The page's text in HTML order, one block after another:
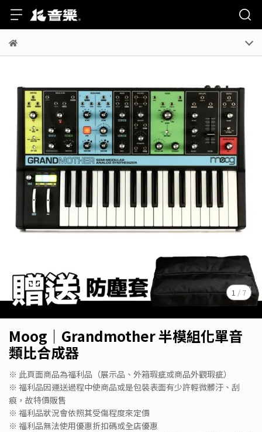
1 / 7
Moog｜Grandmother 半模組化單音
類比合成器
※ 此頁面商品為福利品（展示品、外箱瑕疵或商品外觀瑕疵）
※ 福利品因運送過程中使商品或是包裝表面有少許輕微髒汙、刮
痕，故特價販售
※ 福利品狀況會依照其受傷程度來定價
※ 福利品無法使用優惠折扣碼或全店優惠